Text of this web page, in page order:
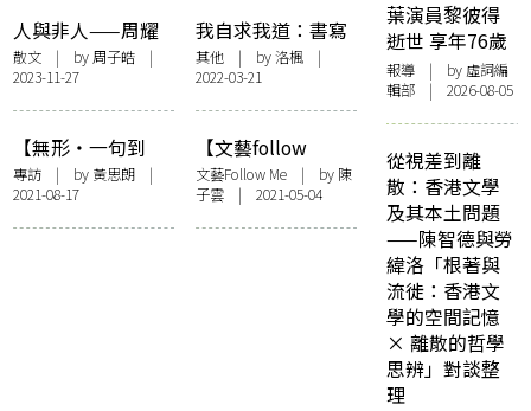
人與非人——周耀
輝歌詞班後感
散文 | by 周子皓 |
2023-11-27
我自求我道：書寫
周耀輝
其他| by洛楓|
2022-03-21
【無形・一句到
尾】訪《噪/詞》周
耀輝、hirsk——離
散年代，以想像介
專訪 | by 黃思朗 |
2021-08-17
【文藝follow
me】收藏記憶，連
結生命故事——訪
《留念》項目策劃
文藝Follow Me| by 陳
子雲| 2021-05-04
葉演員黎彼得
逝世 享年76歲
報導 | by 虛詞編
輯部 | 2026-08-05
從視差到離
散：香港文學
及其本土問題
——陳智德與勞
緯洛「根著與
流徙：香港文
學的空間記憶
× 離散的哲學
思辨」對談整
理